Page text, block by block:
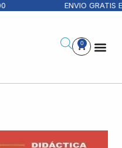
ENVIO GRATIS
0